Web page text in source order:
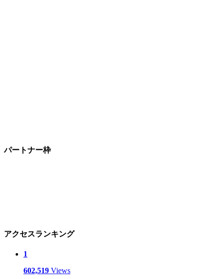
パートナー枠
アクセスランキング
1
602,519 Views